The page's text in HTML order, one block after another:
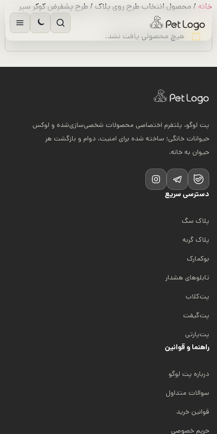
پرش
محتوا
خانه / محصول انتخاب طرح روی پلاک / طرح پشفرض کوکر سپر
هیچ محصولی یافت نشد.
پت لوگو، پلتفرم اختصاصی محصولات شخصی‌سازی‌شده و لوکس
حیوانات خانگی؛ ساخته شده برای امنیت، دوام و بازگشت هر
حیوان به خانه.
دسترسی سریع
پلاک سگ
پلاک گربه
بوکمارک
تابلوهای هشدار
پت‌کلاب
پت‌گیفت
پت‌پارتی
راهنما و قوانین
درباره پت لوگو
سوالات متداول
قوانین خرید
حریم خصوصی